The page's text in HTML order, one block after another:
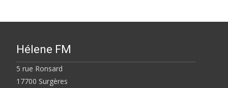
Hélene FM
5 rue Ronsard
17700 Surgères